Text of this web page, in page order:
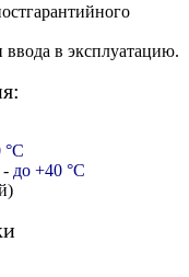
в эксплуатацию.
°C
- до +40 °C